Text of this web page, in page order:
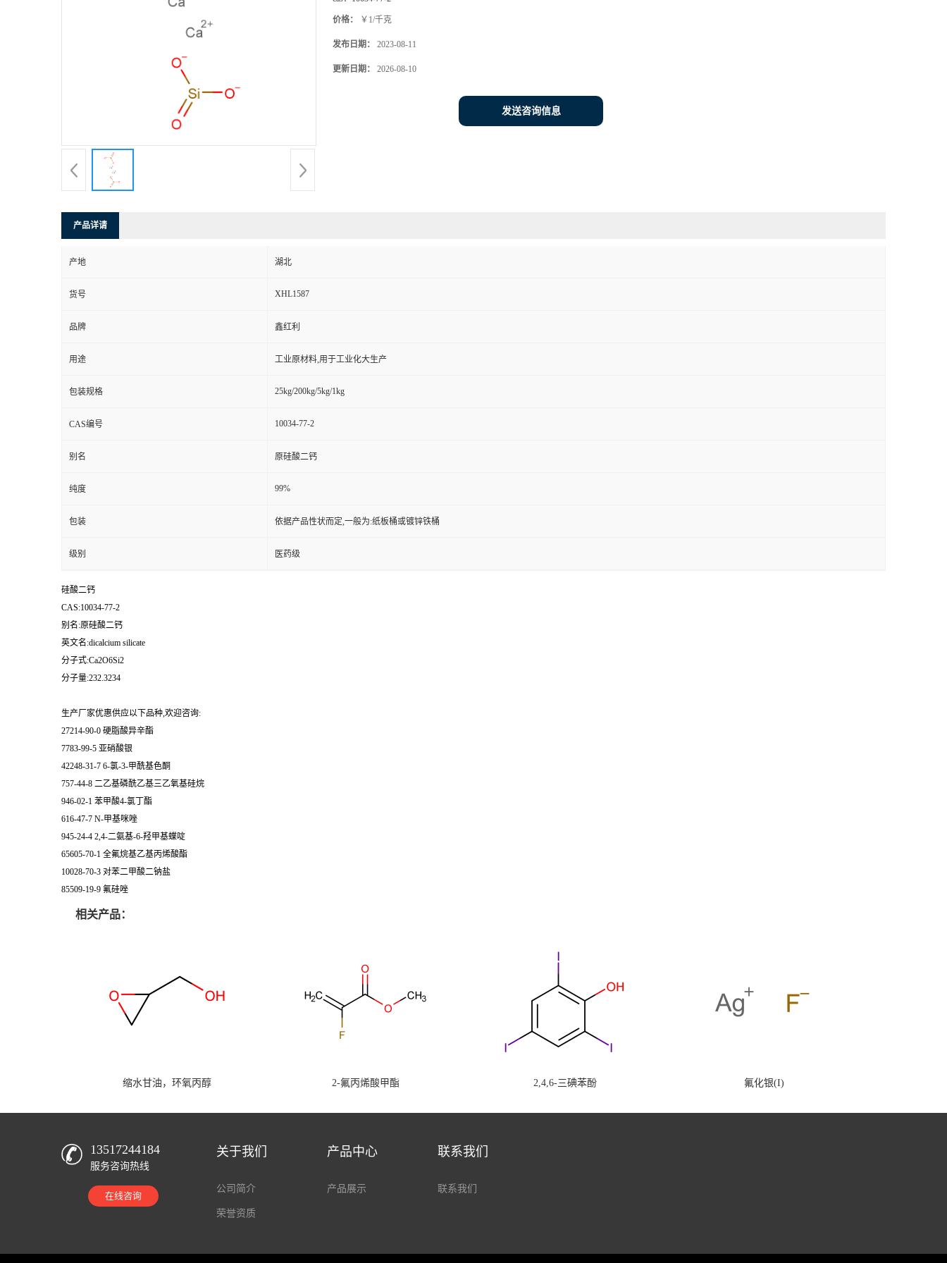
价格： ￥1/千克
发布日期： 2023-08-11
更新日期： 2026-08-10
发送咨询信息
产品详请
产地 湖北
货号 XHL1587
品牌 鑫红利
用途 工业原材料,用于工业化大生产
包装规格 25kg/200kg/5kg/1kg
CAS编号 10034-77-2
别名 原硅酸二钙
纯度 99%
包装 依据产品性状而定,一般为:纸板桶或镀锌铁桶
级别 医药级
硅酸二钙
CAS:10034-77-2
别名:原硅酸二钙
英文名:dicalcium silicate
分子式:Ca2O6Si2
分子量:232.3234
生产厂家优惠供应以下品种,欢迎咨询:
27214-90-0 硬脂酸异辛酯
7783-99-5 亚硝酸银
42248-31-7 6-氯-3-甲酰基色酮
757-44-8 二乙基磷酰乙基三乙氧基硅烷
946-02-1 苯甲酸4-氯丁酯
616-47-7 N-甲基咪唑
945-24-4 2,4-二氨基-6-羟甲基蝶啶
65605-70-1 全氟烷基乙基丙烯酸酯
10028-70-3 对苯二甲酸二钠盐
85509-19-9 氟硅唑
相关产品：
缩水甘油，环氧丙醇 2-氟丙烯酸甲酯 2,4,6-三碘苯酚 氟化银(I)
13517244184
服务咨询热线
在线咨询
关于我们
公司简介
荣誉资质
产品中心
产品展示
联系我们
联系我们